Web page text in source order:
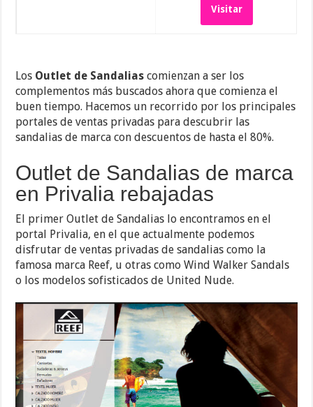
Visitar
Los Outlet de Sandalias comienzan a ser los
complementos más buscados ahora que comienza el
buen tiempo. Hacemos un recorrido por los principales
portales de ventas privadas para descubrir las
sandalias de marca con descuentos de hasta el 80%.
Outlet de Sandalias de marca
en Privalia rebajadas
El primer Outlet de Sandalias lo encontramos en el
portal Privalia, en el que actualmente podemos
disfrutar de ventas privadas de sandalias como la
famosa marca Reef, u otras como Wind Walker Sandals
o los modelos sofisticados de United Nude.